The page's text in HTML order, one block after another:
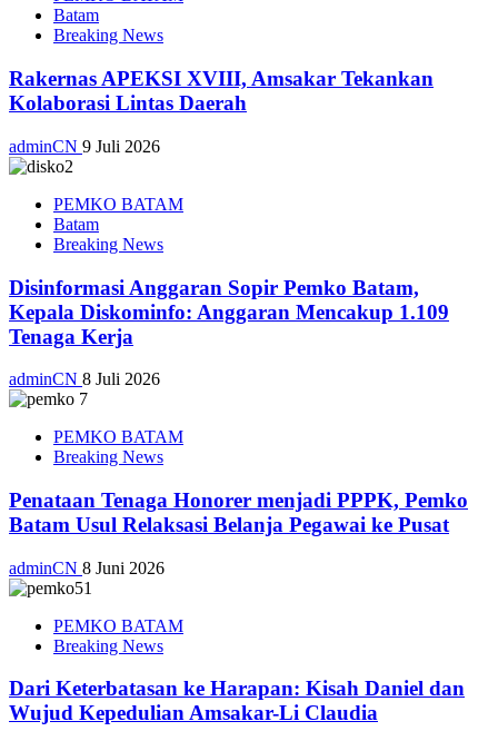
Batam
Breaking News
Rakernas APEKSI XVIII, Amsakar Tekankan
Kolaborasi Lintas Daerah
adminCN 9 Juli 2026
PEMKO BATAM
Batam
Breaking News
Disinformasi Anggaran Sopir Pemko Batam,
Kepala Diskominfo: Anggaran Mencakup 1.109
Tenaga Kerja
adminCN 8 Juli 2026
PEMKO BATAM
Breaking News
Penataan Tenaga Honorer menjadi PPPK, Pemko
Batam Usul Relaksasi Belanja Pegawai ke Pusat
adminCN 8 Juni 2026
PEMKO BATAM
Breaking News
Dari Keterbatasan ke Harapan: Kisah Daniel dan
Wujud Kepedulian Amsakar-Li Claudia